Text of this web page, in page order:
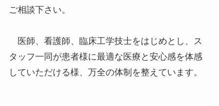
ご相談下さい。
医師、看護師、臨床工学技士をはじめとし、ス
タッフ一同が患者様に最適な医療と安心感を体感
していただける様、万全の体制を整えています。